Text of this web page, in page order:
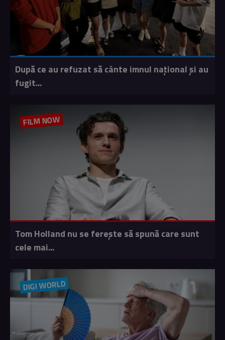
După ce au refuzat să cânte imnul naţional şi au
fugit...
FILM NOW
Tom Holland nu se ferește să spună care sunt
cele mai...
DIGI WORLD